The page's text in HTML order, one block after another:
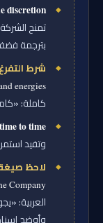
(أ) مع
التنفيذي
ويؤدي
للشركة أن
مختلفة،
ومهامه
المطلق
(ب) يكرّس
وعنايته
discretion
تمنح
بترجمة
شرط
energies
كاملة:
to time
وتفيد
لاحظ
Company
العربية: